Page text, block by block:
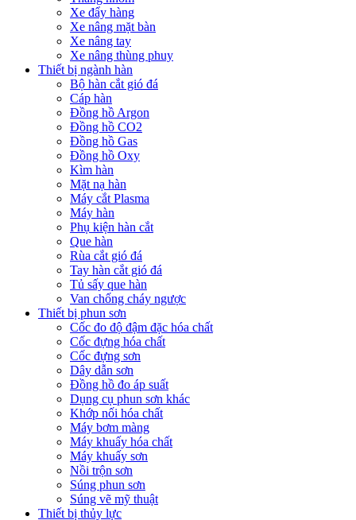
Xe đẩy hàng
Xe nâng mặt bàn
Xe nâng tay
Xe nâng thùng phuy
Thiết bị ngành hàn
Bộ hàn cắt gió đá
Cáp hàn
Đồng hồ Argon
Đồng hồ CO2
Đồng hồ Gas
Đồng hồ Oxy
Kìm hàn
Mặt nạ hàn
Máy cắt Plasma
Máy hàn
Phụ kiện hàn cắt
Que hàn
Rùa cắt gió đá
Tay hàn cắt gió đá
Tủ sấy que hàn
Van chống cháy ngược
Thiết bị phun sơn
Cốc đo độ đậm đặc hóa chất
Cốc đựng hóa chất
Cốc đựng sơn
Dây dẫn sơn
Đồng hồ đo áp suất
Dụng cụ phun sơn khác
Khớp nối hóa chất
Máy bơm màng
Máy khuấy hóa chất
Máy khuấy sơn
Nồi trộn sơn
Súng phun sơn
Súng vẽ mỹ thuật
Thiết bị thủy lực